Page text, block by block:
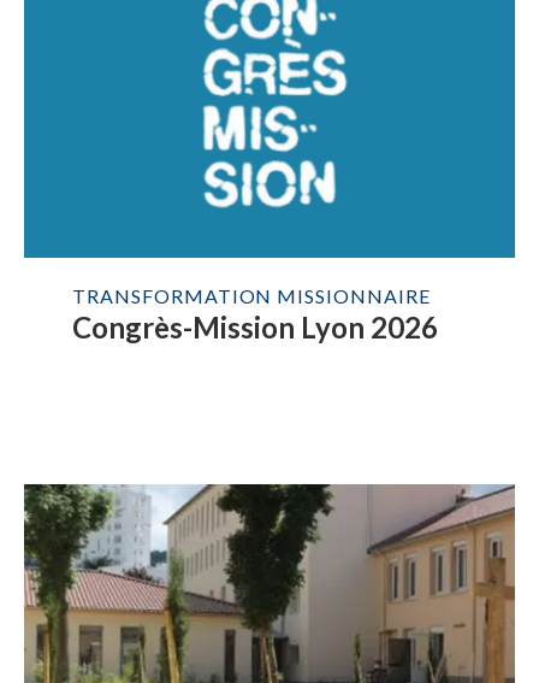
TRANSFORMATION MISSIONNAIRE
Congrès-Mission Lyon 2026